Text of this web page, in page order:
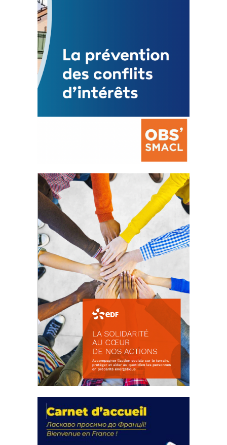
Mise à jour avril 2024
FEUILLETER
La prévention des conflits
d’intérêts
18 septembre 2023
FEUILLETER
actions
18 septembre 2023
FEUILLETER